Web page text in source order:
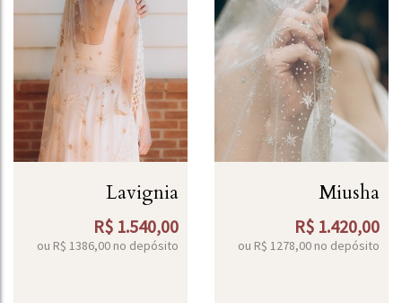
Lavignia
R$ 1.540,00
ou R$ 1386,00 no depósito
Miusha
R$ 1.420,00
ou R$ 1278,00 no depósito